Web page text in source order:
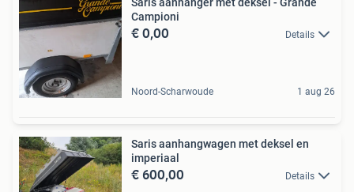
Campioni
€ 0,00 Details
Noord-Scharwoude 1 aug 26
Saris aanhangwagen met deksel en
imperiaal
€ 600,00 Details